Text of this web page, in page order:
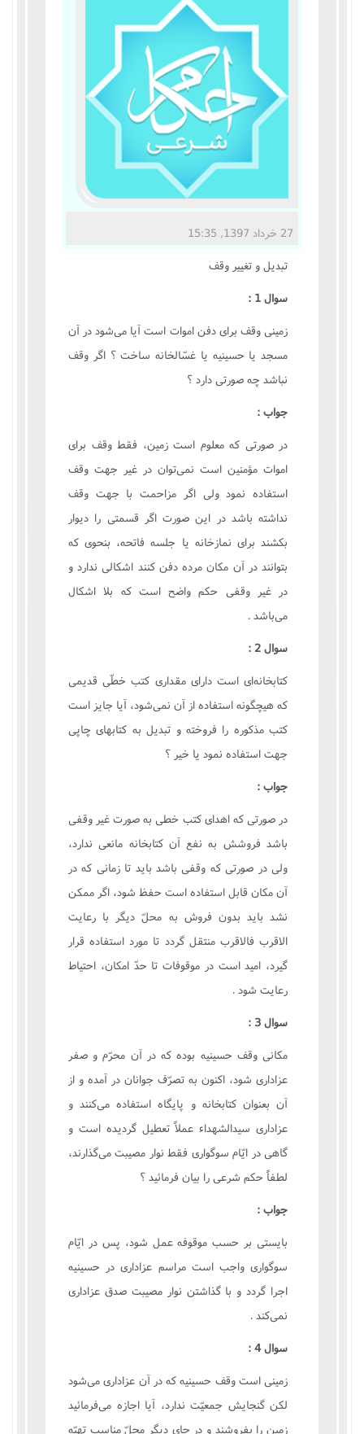
زندگی نامه مراجع تقلید
27 خرداد 1397, 15:35
تبديل و تغيير وقف
سوال 1 :
زمينى وقف براى دفن اموات است آيا مى‌شود در آن
مسجد يا حسينيه يا غسّالخانه ساخت ؟ اگر وقف
نباشد چه صورتى دارد ؟
جواب :
در صورتى که معلوم است زمين، فقط وقف براى
اموات مؤمنين است نمى‌توان در غير جهت وقف
استفاده نمود ولى اگر مزاحمت با جهت وقف
نداشته باشد در اين صورت اگر قسمتى را ديوار
بکشند براى نمازخانه يا جلسه فاتحه، بنحوى که
بتوانند در آن مکان مرده دفن کنند اشکالى ندارد و
در غير وقفى حکم واضح است که بلا اشکال
مى‌باشد .
سوال 2 :
کتابخانه‌اى است داراى مقدارى کتب خطّى قديمى
که هيچگونه استفاده از آن نمى‌شود، آيا جايز است
کتب مذکوره را فروخته و تبديل به کتابهاى چاپى
جهت استفاده نمود يا خير ؟
جواب :
در صورتى که اهداى کتب خطى به صورت غير وقفى
باشد فروشش به نفع آن کتابخانه مانعى ندارد،
ولى در صورتى که وقفى باشد بايد تا زمانى که در
آن مکان قابل استفاده است حفظ شود، اگر ممکن
نشد بايد بدون فروش به محلّ ديگر با رعايت
الاقرب فالاقرب منتقل گردد تا مورد استفاده قرار
گيرد، اميد است در موقوفات تا حدّ امکان، احتياط
رعايت شود .
سوال 3 :
مکانى وقف حسينيه بوده که در آن محرّم و صفر
عزادارى شود، اکنون به تصرّف جوانان در آمده و از
آن بعنوان کتابخانه و پايگاه استفاده مى‌کنند و
عزادارى سيدالشهداء عملاً تعطيل گرديده است و
گاهى در ايّام سوگوارى فقط نوار مصيبت مى‌گذارند،
لطفاً حکم شرعى را بيان فرمائيد ؟
جواب :
بايستى بر حسب موقوفه عمل شود، پس در ايّام
سوگوارى واجب است مراسم عزادارى در حسينيه
اجرا گردد و با گذاشتن نوار مصيبت صدق عزادارى
نمى‌کند .
سوال 4 :
زمينى است وقف حسينيه که در آن عزادارى مى‌شود
لکن گنجايش جمعيّت ندارد، آيا اجازه مى‌فرمائيد
زمين را بفروشند و در جاى ديگر محلّ مناسب تهيّه